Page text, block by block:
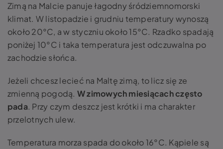
Zimą na Malcie panuje łagodny śródziemnomorski
klimat. W listopadzie i grudniu temperatury wynoszą
około 20°C, a w styczniu około 15°C. Rzadko spadają
poniżej 10°C i taka temperatura jest odczuwalna po
zachodzie słońca.
Jeżeli chcesz lecieć na Maltę zimą, to licz się ze
zmienną pogodą. W zimowych miesiącach często
pada. Przy czym deszcz jest krótki i ma charakter
przelotnych ulew.
Temperatura morza spada do około 16°C. Kąpiele są